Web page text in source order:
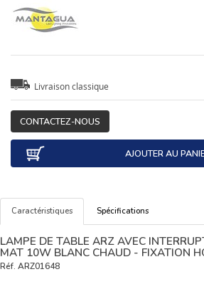
Livraison classique
CONTACTEZ-NOUS
AJOUTER AU
Caractéristiques Spécifications
LAMPE DE TABLE ARZ AVEC
MAT 10W BLANC CHAUD - FIXATION
Réf. ARZ01648